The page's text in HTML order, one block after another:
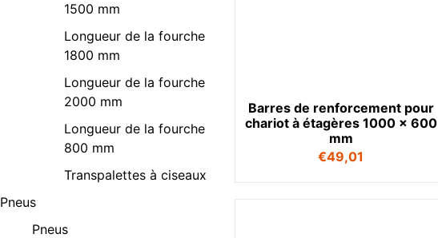
1500 mm
Longueur de la fourche
1800 mm
Longueur de la fourche
2000 mm
Longueur de la fourche
800 mm
Transpalettes à ciseaux
Pneus
Pneus
Barres de renforcement pour
chariot à étagères 1000 x 600
mm
€49,01